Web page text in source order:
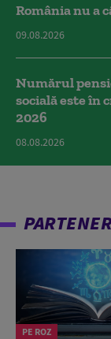
România nu a
09.08.2026
Numărul
socială este în
2026
08.08.2026
PE ROZ